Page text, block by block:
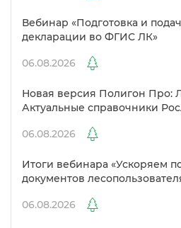
ебинар «Подготовка и
декларации во ФГИС ЛК»
06.08.2026
Новая версия Полигон Про:
Актуальные справочники
06.08.2026
Итоги вебинара «Ускоряем
документов
06.08.2026